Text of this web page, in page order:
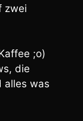
zwei
;o)
die
alles was